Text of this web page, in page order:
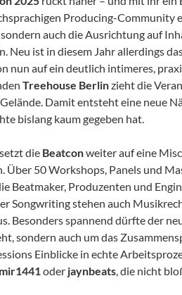
Producing-Community
auch die Ausrichtung auf
Neu ist in diesem Jahr allerdings
nun auf ein deutlich intimeres,
Treehouse Berlinzieht die
Damit entsteht eine neue
bislang kaum gegeben hat.
die Beatconweiter auf eine
Über 50 Workshops, Panels und
Beatmaker, Produzenten und
Songwriting stehen auch
Besonders spannend dürfte der
sondern auch um das
Einblicke in echte
oder jaynbeats, die nicht